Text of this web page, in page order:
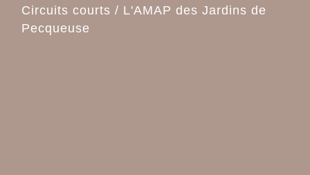
Circuits courts / L'AMAP des Jardins de
Pecqueuse